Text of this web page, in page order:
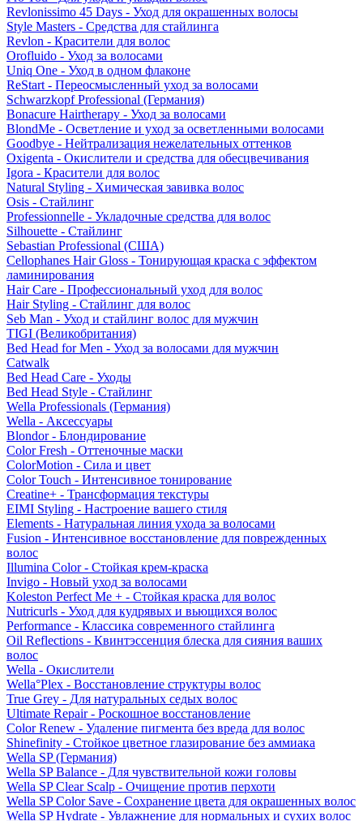
Revlonissimo 45 Days - Уход для окрашенных волосы
Style Masters - Средства для стайлинга
Revlon - Красители для волос
Orofluido - Уход за волосами
Uniq One - Уход в одном флаконе
ReStart - Переосмысленный уход за волосами
Schwarzkopf Professional (Германия)
Bonacure Hairtherapy - Уход за волосами
BlondMe - Осветление и уход за осветленными волосами
Goodbye - Нейтрализация нежелательных оттенков
Oxigenta - Окислители и средства для обесцвечивания
Igora - Красители для волос
Natural Styling - Химическая завивка волос
Osis - Стайлинг
Professionnelle - Укладочные средства для волос
Silhouette - Стайлинг
Sebastian Professional (США)
Cellophanes Hair Gloss - Тонирующая краска с эффектом
ламинирования
Hair Care - Профессиональный уход для волос
Hair Styling - Стайлинг для волос
Seb Man - Уход и стайлинг волос для мужчин
TIGI (Великобритания)
Bed Head for Men - Уход за волосами для мужчин
Catwalk
Bed Head Care - Уходы
Bed Head Style - Стайлинг
Wella Professionals (Германия)
Wella - Аксессуары
Blondor - Блондирование
Color Fresh - Оттеночные маски
ColorMotion - Сила и цвет
Color Touch - Интенсивное тонирование
Creatine+ - Трансформация текстуры
EIMI Styling - Настроение вашего стиля
Elements - Натуральная линия ухода за волосами
Fusion - Интенсивное восстановление для поврежденных
волос
Illumina Color - Стойкая крем-краска
Invigo - Новый уход за волосами
Koleston Perfect Me + - Стойкая краска для волос
Nutricurls - Уход для кудрявых и вьющихся волос
Performance - Классика современного стайлинга
Oil Reflections - Квинтэссенция блеска для сияния ваших
волос
Wella - Окислители
Wella°Plex - Восстановление структуры волос
True Grey - Для натуральных седых волос
Ultimate Repair - Роскошное восстановление
Color Renew - Удаление пигмента без вреда для волос
Shinefinity - Стойкое цветное глазирование без аммиака
Wella SP (Германия)
Wella SP Balance - Для чувствительной кожи головы
Wella SP Clear Scalp - Очищение против перхоти
Wella SP Color Save - Сохранение цвета для окрашенных волос
Wella SP Hydrate - Увлажнение для нормальных и сухих волос